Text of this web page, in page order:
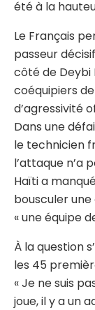
été à la
Le Français
passeur
côté de Deybi
coéquipiers
d’agressivité
Dans une
le technicien
l’attaque n’a
Haïti a
bousculer une
« une équipe
À la question
les 45
« Je ne suis
joue, il y a un